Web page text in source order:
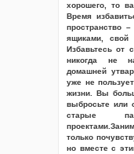
хорошего, то
Время
пространство
ящиками, свой
Избавьтесь от
никогда не
домашней
уже не
жизни. Вы
выбросьте или
старые
только
но вместе с